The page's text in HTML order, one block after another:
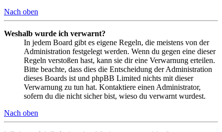
Nach oben
Weshalb wurde ich verwarnt?
In jedem Board gibt es eigene Regeln, die meistens von der
Administration festgelegt werden. Wenn du gegen eine dieser
Regeln verstoßen hast, kann sie dir eine Verwarnung erteilen.
Bitte beachte, dass dies die Entscheidung der Administration
dieses Boards ist und phpBB Limited nichts mit dieser
Verwarnung zu tun hat. Kontaktiere einen Administrator,
sofern du die nicht sicher bist, wieso du verwarnt wurdest.
Nach oben